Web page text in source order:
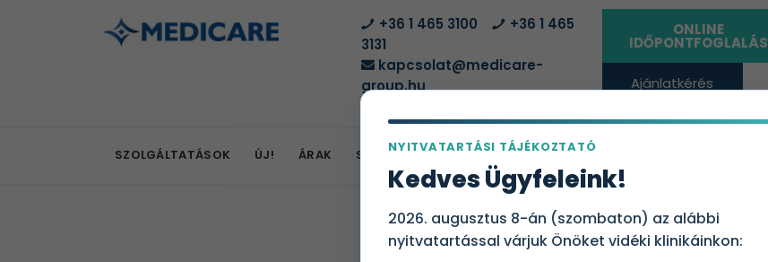
+36 1 465 3100
+36 1 465
3131
kapcsolat@medicare-
group.hu
ONLINE
IDŐPONTFOGLALÁS
Ajánlatkérés
vállalatoknak
SZOLGÁLTATÁSOK ÚJ! ÁRAK SZOLGÁLTATÓHELYEK EGÉSZSÉGBIZTOSÍTÁSI CSOMAGOK
NYITVATARTÁSI TÁJÉKOZTATÓ
Kedves Ügyfeleink!
2026. augusztus 8-án (szombaton) az alábbi
nyitvatartással várjuk Önöket vidéki klinikáinkon: